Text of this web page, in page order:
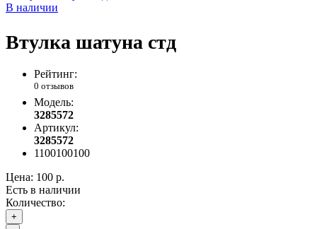
В наличии
Втулка шатуна стд
Рейтинг:
0 отзывов
Модель:
3285572
Артикул:
3285572
1100100100
Цена: 100 р.
Есть в наличии
Количество:
+